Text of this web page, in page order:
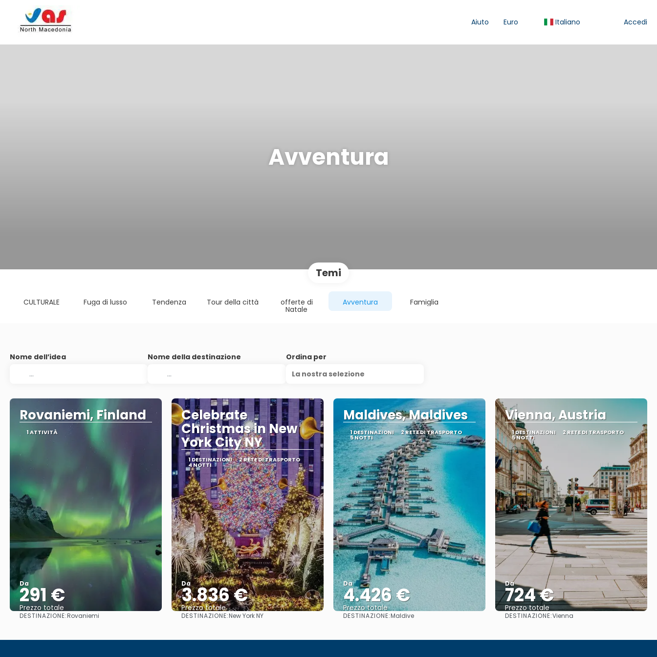
Aiuto Euro Italiano Accedi
Avventura
Temi
CULTURALE Fuga di lusso Tendenza Tour della città offerte di
Natale
Avventura Famiglia
Nome dell’idea Nome della destinazione
Ordina per
La nostra selezione
Rovaniemi, Finland
1 ATTIVITÀ
Da
291 €
Prezzo totale
Vedere
DESTINAZIONE:Rovaniemi
Celebrate
Christmas in New
York City NY
1 DESTINAZIONI 2 RETE DI TRASPORTO
4 NOTTI
Da
3.836 €
Prezzo totale
Vedere
DESTINAZIONE:New York NY
Maldives, Maldives
1 DESTINAZIONI 2 RETE DI TRASPORTO
5 NOTTI
Da
4.426 €
Prezzo totale
Vedere
DESTINAZIONE:Maldive
Vienna, Austria
1 DESTINAZIONI 2 RETE DI TRASPORTO
5 NOTTI
Da
724 €
Prezzo totale
Vedere
DESTINAZIONE:Vienna